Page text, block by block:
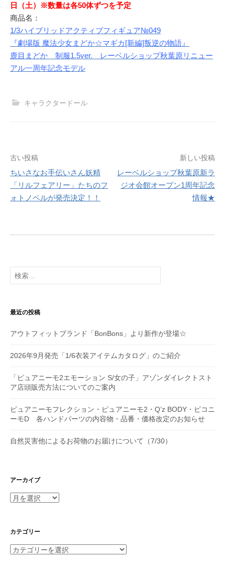
日（土）※数量は各50体ずつを予定
商品名：
1/3ハイブリッドアクティブフィギュア№049
『劇場版 魔法少女まどか☆マギカ[新編]叛逆の物語』
鹿目まどか 制服1.5ver. レーベルショップ秋葉原リニュー
アル一周年記念モデル
キャラクタードール
投
稿
ナ
シ
ョ
ン
古い投稿
ちいさなお手伝いさん妖精
「リルフェアリー」たちのフ
ォトノベルが発売決定！！
新しい投稿
レーベルショップ秋葉原新ラ
ジオ会館オープン1周年記念
情報★
検
索:
最近の投稿
アウトフィットブランド「BonBons」より新作が登場☆
2026年9月発売「1/6衣装アイテムカタログ」のご紹介
「ピュアニーモ2エモーション S/女の子」アゾンダイレクトスト
ア店頭販売方法についてのご案内
ピュアニーモフレクション・ピュアニーモ2・Q’z BODY・ピコニ
ーモD 各ハンドパーツの内容物・品番・価格改定のお知らせ
自然災害他によるお荷物のお届けについて（7/30）
アーカイブ
ア
イ
カテゴリー
カ